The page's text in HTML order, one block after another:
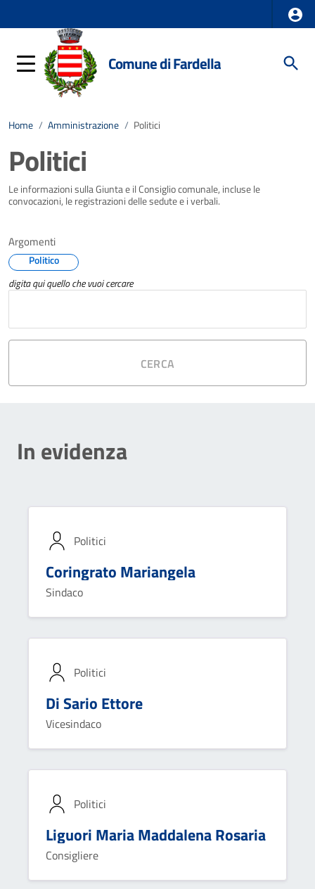
Comune di Fardella
Home / Amministrazione / Politici
Politici
Le informazioni sulla Giunta e il Consiglio comunale, incluse le
convocazioni, le registrazioni delle sedute e i verbali.
Argomenti
Politico
digita qui quello che vuoi cercare
CERCA
In evidenza
Politici
Coringrato Mariangela
Sindaco
Politici
Di Sario Ettore
Vicesindaco
Politici
Liguori Maria Maddalena Rosaria
Consigliere